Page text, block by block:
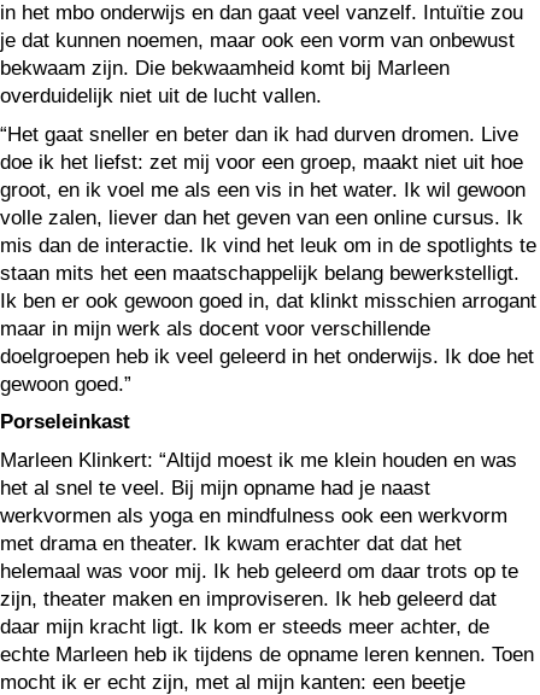
in het mbo onderwijs en dan gaat veel vanzelf. Intuïtie zou
je dat kunnen noemen, maar ook een vorm van onbewust
bekwaam zijn. Die bekwaamheid komt bij Marleen
overduidelijk niet uit de lucht vallen.
“Het gaat sneller en beter dan ik had durven dromen. Live
doe ik het liefst: zet mij voor een groep, maakt niet uit hoe
groot, en ik voel me als een vis in het water. Ik wil gewoon
volle zalen, liever dan het geven van een online cursus. Ik
mis dan de interactie. Ik vind het leuk om in de spotlights te
staan mits het een maatschappelijk belang bewerkstelligt.
Ik ben er ook gewoon goed in, dat klinkt misschien arrogant
maar in mijn werk als docent voor verschillende
doelgroepen heb ik veel geleerd in het onderwijs. Ik doe het
gewoon goed.”
Porseleinkast
Marleen Klinkert: “Altijd moest ik me klein houden en was
het al snel te veel. Bij mijn opname had je naast
werkvormen als yoga en mindfulness ook een werkvorm
met drama en theater. Ik kwam erachter dat dat het
helemaal was voor mij. Ik heb geleerd om daar trots op te
zijn, theater maken en improviseren. Ik heb geleerd dat
daar mijn kracht ligt. Ik kom er steeds meer achter, de
echte Marleen heb ik tijdens de opname leren kennen. Toen
mocht ik er echt zijn, met al mijn kanten: een beetje